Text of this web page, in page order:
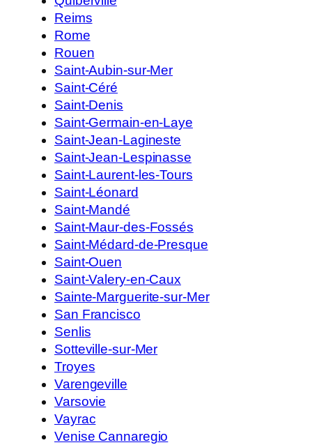
Reims
Rome
Rouen
Saint-Aubin-sur-Mer
Saint-Céré
Saint-Denis
Saint-Germain-en-Laye
Saint-Jean-Lagineste
Saint-Jean-Lespinasse
Saint-Laurent-les-Tours
Saint-Léonard
Saint-Mandé
Saint-Maur-des-Fossés
Saint-Médard-de-Presque
Saint-Ouen
Saint-Valery-en-Caux
Sainte-Marguerite-sur-Mer
San Francisco
Senlis
Sotteville-sur-Mer
Troyes
Varengeville
Varsovie
Vayrac
Venise Cannaregio